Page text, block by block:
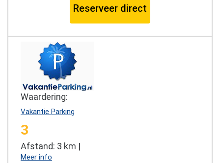
Reserveer direct
Waardering:
Vakantie Parking
3
Afstand: 3 km |
Meer info